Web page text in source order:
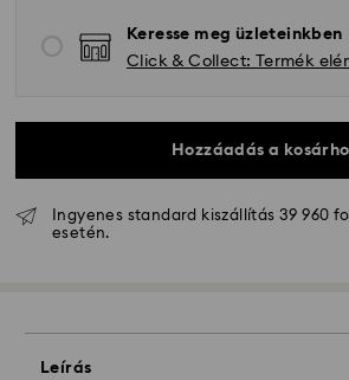
Keresse meg üzleteinkben
Click & Collect: Termék
Hozzáadás a
Ingyenes standard kiszállítás 39 960
esetén.
Leírás
Hagyományos szállítás - GLS
és a szállítás után